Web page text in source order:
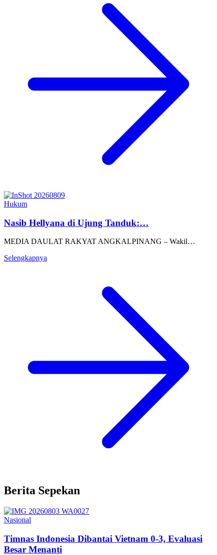
Hukum
Nasib Hellyana di Ujung Tanduk:…
MEDIA DAULAT RAKYAT ANGKALPINANG – Wakil…
Selengkapnya
Berita Sepekan
Nasional
Timnas Indonesia Dibantai Vietnam 0-3, Evaluasi
Besar Menanti